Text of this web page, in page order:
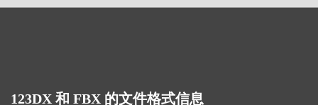
123DX 和 FBX 的文件格式信息